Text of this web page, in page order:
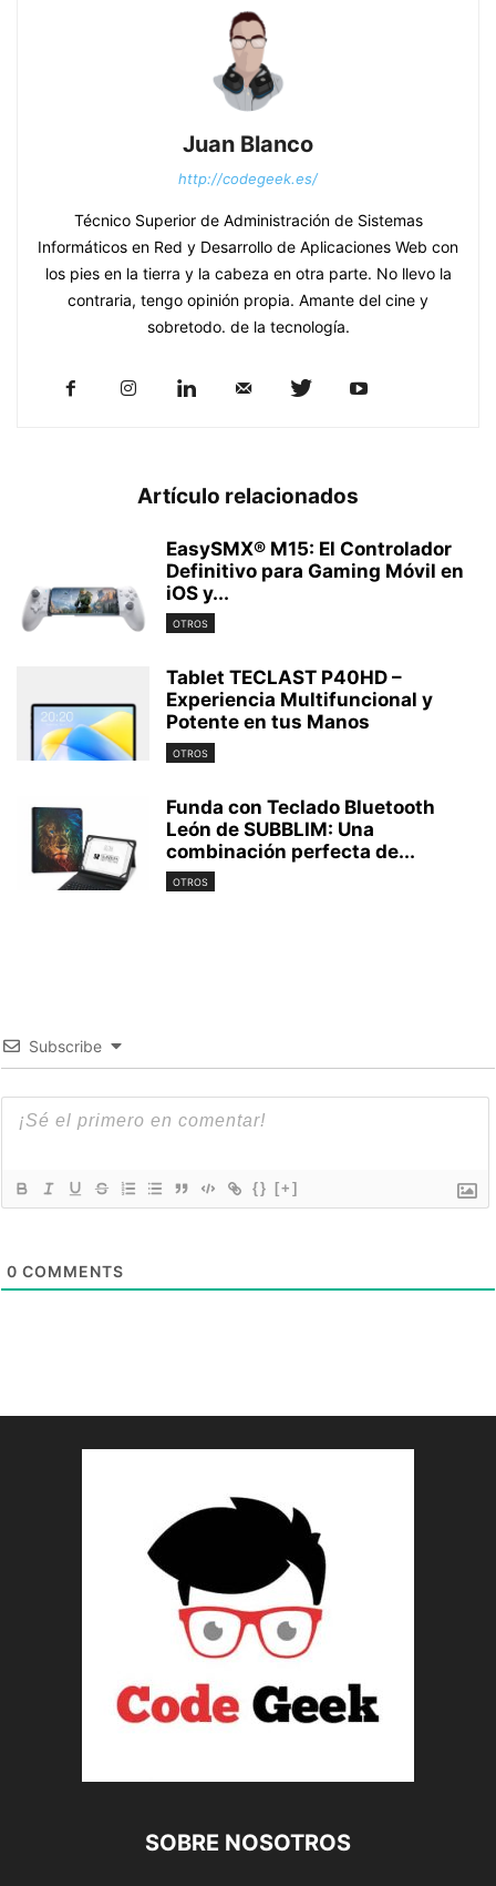
Juan Blanco
http://codegeek.es/
Técnico Superior de Administración de Sistemas
Informáticos en Red y Desarrollo de Aplicaciones Web con
los pies en la tierra y la cabeza en otra parte. No llevo la
contraria, tengo opinión propia. Amante del cine y
sobretodo. de la tecnología.
Artículo relacionados
EasySMX® M15: El Controlador
Definitivo para Gaming Móvil en
iOS y...
OTROS
Tablet TECLAST P40HD –
Experiencia Multifuncional y
Potente en tus Manos
OTROS
Funda con Teclado Bluetooth
León de SUBBLIM: Una
combinación perfecta de...
OTROS
Subscribe
{} [+]
0 COMMENTS
SOBRE NOSOTROS